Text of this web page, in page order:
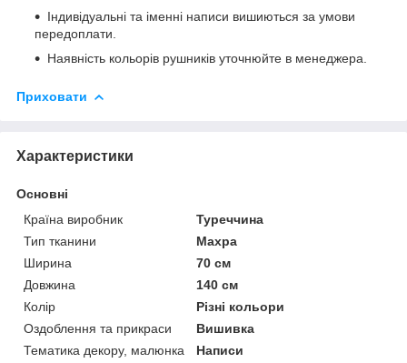
Індивідуальні та іменні написи вишиються за умови
передоплати.
Наявність кольорів рушників уточнюйте в менеджера.
Приховати
Характеристики
Основні
Країна виробник
Туреччина
Тип тканини
Махра
Ширина
70 см
Довжина
140 см
Колір
Різні кольори
Оздоблення та прикраси
Вишивка
Тематика декору, малюнка
Написи